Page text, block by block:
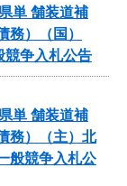
単 舗装道補
）（国）
争入札公告
単 舗装道補
務）（主）北
般競争入札公